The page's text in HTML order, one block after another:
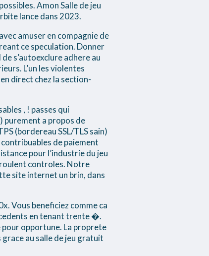
Amon Salle de jeu
lance dans 2023.
amuser en compagnie de
ce speculation. Donner
s’autoexclure adhere au
L’un les violentes
direct chez la section-
, ! passes qui
purement a propos de
(bordereau SSL/TLS sain)
de paiement
pour l’industrie du jeu
controles. Notre
site internet un brin, dans
Vous beneficiez comme ca
en tenant trente �.
pour opportune. La proprete
au salle de jeu gratuit